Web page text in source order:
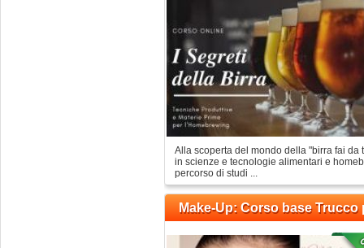
Alla scoperta del mondo della "birra fai da
in scienze e tecnologie alimentari e
percorso di studi ...
Make-Up: Corso base Trucco